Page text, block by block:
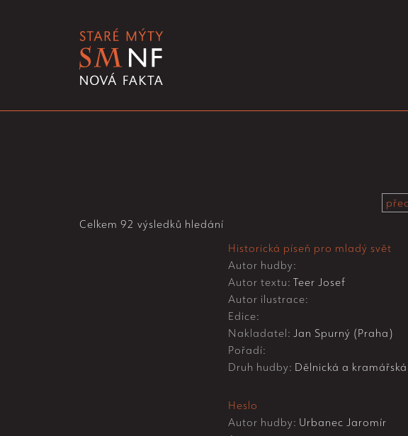
Celkem 92 výsledků hledání
Historická píseň pro mladý svět
Autor hudby:
Autor textu: Teer Josef
Autor ilustrace:
Edice:
Nakladatel: Jan Spurný (Praha)
Pořadí:
Druh hudby: Dělnická a
Heslo
Autor hudby: Urbanec Jaromír